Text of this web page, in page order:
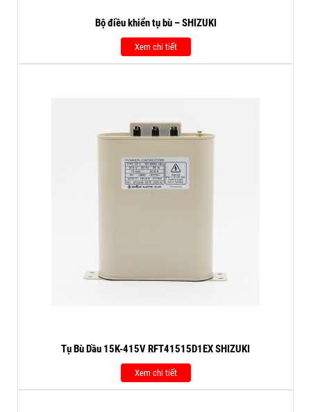
Bộ điều khiển tụ bù – SHIZUKI
Xem chi tiết
Tụ Bù Dầu 15K-415V RFT41515D1EX SHIZUKI
Xem chi tiết